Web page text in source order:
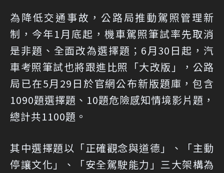
為降低交通事故，公路局推動駕照管理新
制，今年1月底起，機車駕照筆試率先取消
是非題、全面改為選擇題；6月30日起，汽
車考照筆試也將跟進比照「大改版」，公路
局已在5月29日於官網公布新版題庫，包含
1090題選擇題、10題危險感知情境影片題，
總計共1100題。
其中選擇題以「正確觀念與道德」、「主動
停讓文化」、「安全駕駛能力」三大架構為